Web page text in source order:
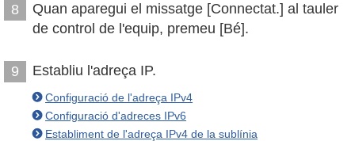
8
Quan aparegui el missatge [Connectat.] al tauler
de control de l'equip, premeu [Bé].
9 Establiu l'adreça IP.
Configuració de l'adreça IPv4
Configuració d'adreces IPv6
Establiment de l'adreça IPv4 de la sublínia